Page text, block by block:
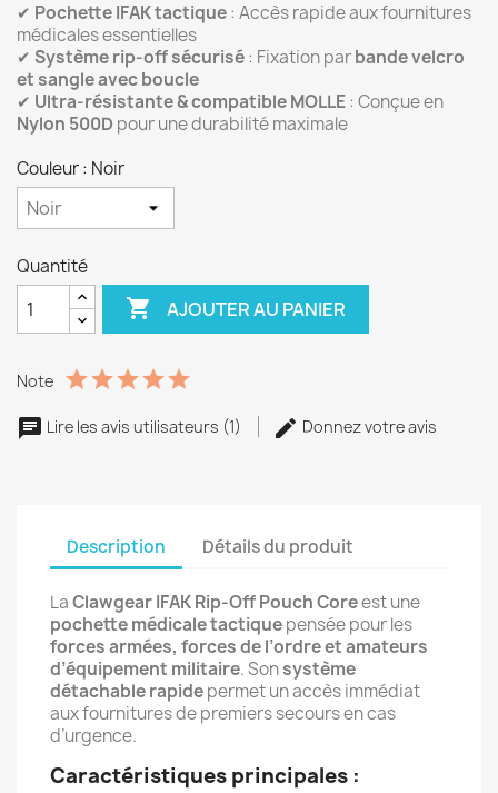
✔ Pochette IFAK tactique: Accès rapide aux fournitures
médicales essentielles
✔ Système rip-off sécurisé: Fixation parbande velcro
et sangle avec boucle
✔ Ultra-résistante & compatible MOLLE: Conçue en
Nylon 500D pour une durabilité maximale
Couleur : Noir
Quantité
 AJOUTER AU PANIER
Note
Lire les avis utilisateurs (1) Donnez votre avis
Description Détails du produit
LaClawgear IFAK Rip-Off Pouch Coreest une
pochette médicale tactiquepensée pour les
forces armées, forces de l’ordre et amateurs
d’équipement militaire. Sonsystème
détachable rapidepermet un accès immédiat
aux fournitures de premiers secours en cas
d’urgence.
Caractéristiques principales :